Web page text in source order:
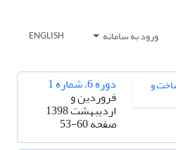
ورود به سامانه ENGLISH
دوره 6، شماره 1
فروردین و
اردیبهشت 1398
صفحه53-60